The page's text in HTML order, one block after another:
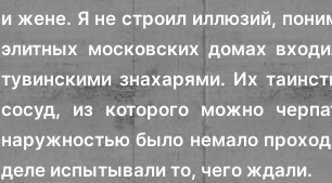
и жене. Я не строил иллюзий,
элитных московских домах
тувинскими знахарями. Их
сосуд, из которого можно
наружностью было немало
деле испытывали то, чего ждали.